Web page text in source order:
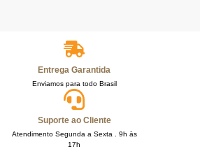
Entrega Garantida
Enviamos para todo Brasil
Suporte ao Cliente
Atendimento Segunda a Sexta . 9h às
17h